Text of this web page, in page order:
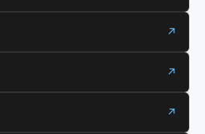
↗
↗
↗